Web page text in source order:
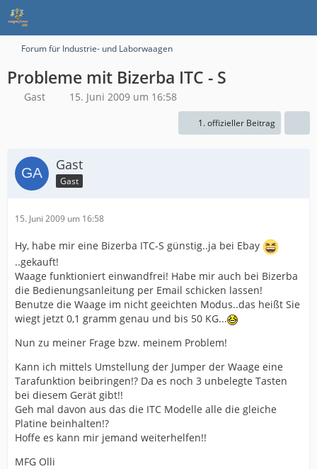
Forum für Industrie- und Laborwaagen
Probleme mit Bizerba ITC - S
Gast 15. Juni 2009 um 16:58
1. offizieller Beitrag
Gast
Gast
15. Juni 2009 um 16:58
Hy, habe mir eine Bizerba ITC-S günstig..ja bei Ebay
..gekauft!
Waage funktioniert einwandfrei! Habe mir auch bei Bizerba
die Bedienungsanleitung per Email schicken lassen!
Benutze die Waage im nicht geeichten Modus..das heißt Sie
wiegt jetzt 0,1 gramm genau und bis 50 KG...
Nun zu meiner Frage bzw. meinem Problem!
Kann ich mittels Umstellung der Jumper der Waage eine
Tarafunktion beibringen!? Da es noch 3 unbelegte Tasten
bei diesem Gerät gibt!!
Geh mal davon aus das die ITC Modelle alle die gleiche
Platine beinhalten!?
Hoffe es kann mir jemand weiterhelfen!!
MFG Olli